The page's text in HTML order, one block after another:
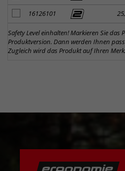
Artikel zum Merkzettel hinzufügen
16126101
Safety Level einhalten! Markieren Sie das
Produktversion. Dann werden Ihnen
Zugleich wird das Produkt auf Ihren